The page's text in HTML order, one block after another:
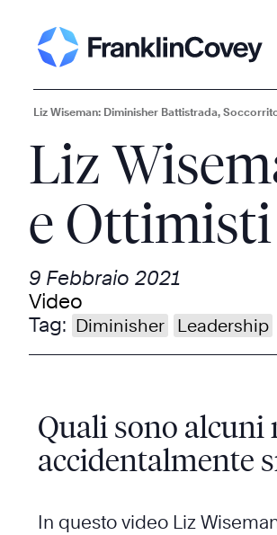
Liz Wiseman: Diminisher Battistrada,
Liz
e Ottimisti
9 Febbraio 2021
Video
Tag: Diminisher Leadership
Quali sono alcuni
accidentalmente
In questo video Liz